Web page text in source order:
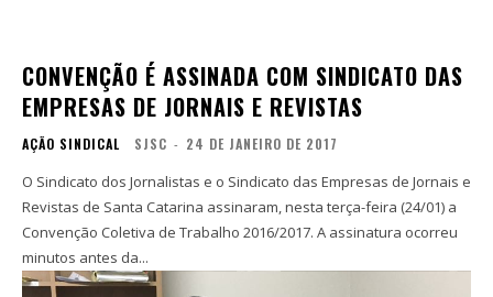
CONVENÇÃO É ASSINADA COM SINDICATO DAS
EMPRESAS DE JORNAIS E REVISTAS
AÇÃO SINDICAL SJSC - 24 DE JANEIRO DE 2017
O Sindicato dos Jornalistas e o Sindicato das Empresas de Jornais e
Revistas de Santa Catarina assinaram, nesta terça-feira (24/01) a
Convenção Coletiva de Trabalho 2016/2017. A assinatura ocorreu
minutos antes da...